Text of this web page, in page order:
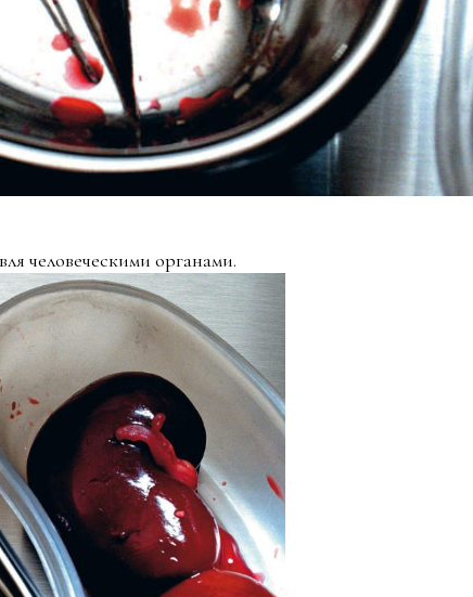
человеческими органами.